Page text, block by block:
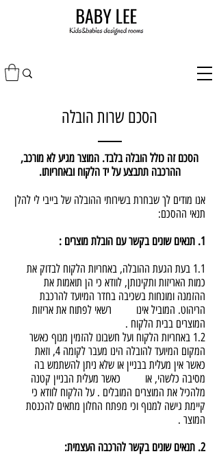
הסכם שרות הובלה
הסכם זה כולל הובלה בלבד. המוצר מגיע לא מורכב,
ההרכבה תתבצע על יד הלקוח ובאחריותו.
אנו מודים לך שבחרת בשירותי ההובלה של בייבי לי להלן
תנאי ההסכם:
1. תנאים שונים בקשר עם הובלת מוצרים :
1.1 בעת הגעת ההובלה, באחריות הלקוח לבדוק את
כמות האריזות ותקינותן, לוודא כי הן תואמות את
ההזמנה ומונחות בשכיבה בחדר המיועד להרכבת
הריהוט. המוביל אינו רשאי לפתוח את אריזות
המוצרים בבית הלקוח .
1.2 באחריות הלקוח ועל חשבונו להזמין מנוף כאשר
המקום המיועד להובלה הינו מעבר לקומה 4, וזאת
כאשר אין מעלית בבניין או שלא ניתן להשתמש בה
מסיבה כלשהי, או כאשר מעלית הבניין קטנה
מלהכיל את המוצרים המובלים . על הלקוח לוודא כי
קיימת גישה למנוף וכי מפתח החלון מתאים להכנסת
המוצר .
2. תנאים שונים בקשר להרכבה העצמית: